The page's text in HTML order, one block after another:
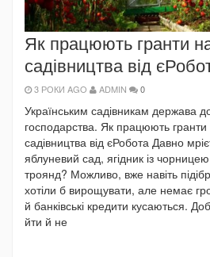
Як працюють гранти
садівництва від
3 РОКИ AGO ADMIN 0
Українським садівникам держава
господарства. Як працюють гранти
садівництва від єРобота Давно
яблуневий сад, ягідник із
троянд? Можливо, вже навіть
хотіли б вирощувати, але немає
й банківські кредити кусаються.
йти й не